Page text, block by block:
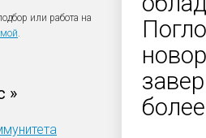
или работа на
.
»